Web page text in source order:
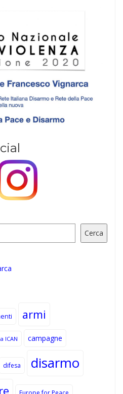
Cerca
armi
ICAN campagne
difesa disarmo